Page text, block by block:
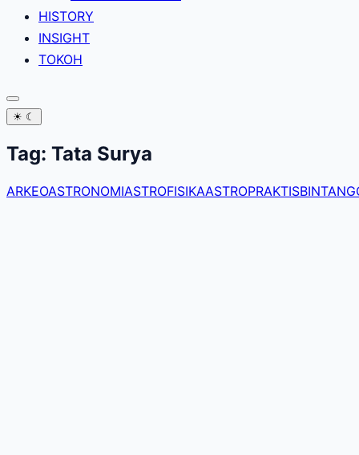
HISTORY
INSIGHT
TOKOH
☀ ☾
Tag: Tata Surya
ARKEOASTRONOMIASTROFISIKAASTROPRAKTISBINTANG